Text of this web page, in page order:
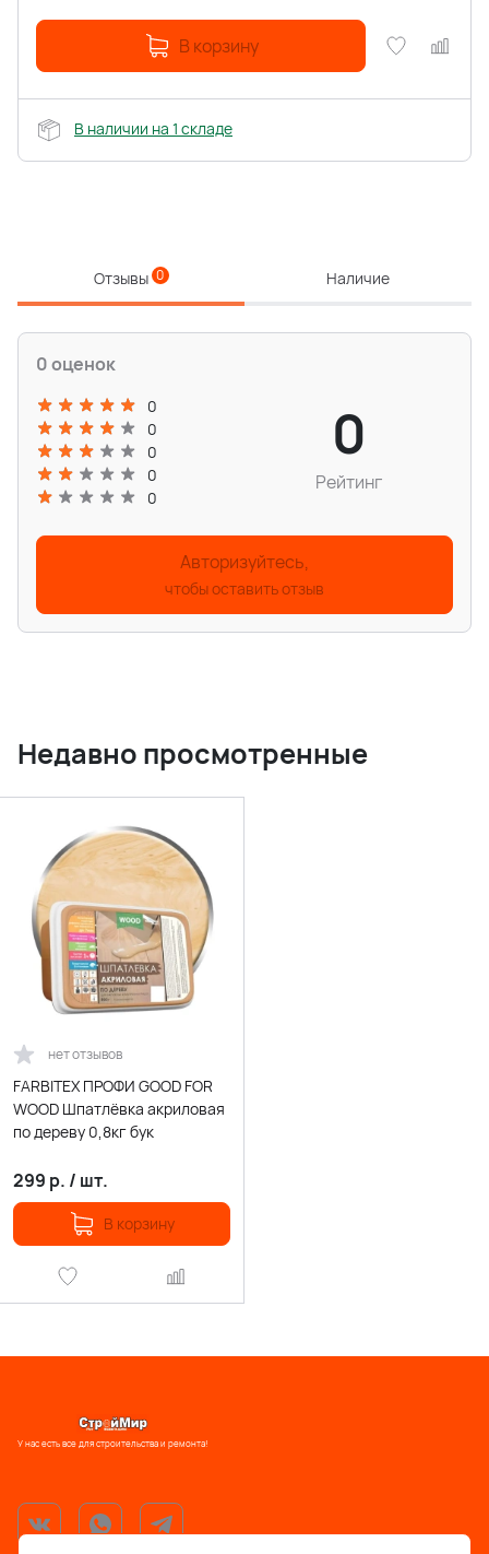
В корзину
В наличии на 1 складе
Отзывы 0 Наличие
0 оценок
0
0
0
0
0
0
Рейтинг
Авторизуйтесь,
чтобы оставить отзыв
Недавно просмотренные
нет отзывов
FARBITEX ПРОФИ GOOD FOR
WOOD Шпатлёвка акриловая
по дереву 0,8кг бук
299 р. / шт.
В корзину
У нас есть все для строительства и ремонта!